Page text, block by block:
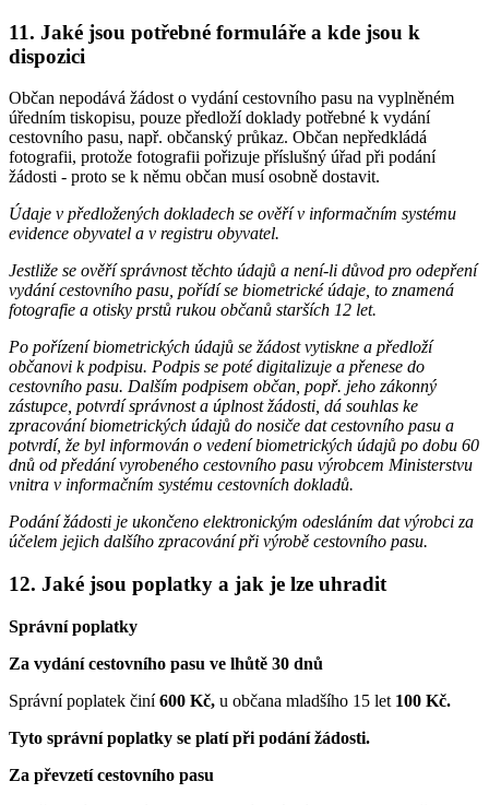
11. Jaké jsou potřebné formuláře a kde jsou k
dispozici
Občan nepodává žádost o vydání cestovního pasu na vyplněném
úředním tiskopisu, pouze předloží doklady potřebné k vydání
cestovního pasu, např. občanský průkaz. Občan nepředkládá
fotografii, protože fotografii pořizuje příslušný úřad při podání
žádosti - proto se k němu občan musí osobně dostavit.
Údaje v předložených dokladech se ověří v informačním systému
evidence obyvatel a v registru obyvatel.
Jestliže se ověří správnost těchto údajů a není-li důvod pro odepření
vydání cestovního pasu, pořídí se biometrické údaje, to znamená
fotografie a otisky prstů rukou občanů starších 12 let.
Po pořízení biometrických údajů se žádost vytiskne a předloží
občanovi k podpisu. Podpis se poté digitalizuje a přenese do
cestovního pasu. Dalším podpisem občan, popř. jeho zákonný
zástupce, potvrdí správnost a úplnost žádosti, dá souhlas ke
zpracování biometrických údajů do nosiče dat cestovního pasu a
potvrdí, že byl informován o vedení biometrických údajů po dobu 60
dnů od předání vyrobeného cestovního pasu výrobcem Ministerstvu
vnitra v informačním systému cestovních dokladů.
Podání žádosti je ukončeno elektronickým odesláním dat výrobci za
účelem jejich dalšího zpracování při výrobě cestovního pasu.
12. Jaké jsou poplatky a jak je lze uhradit
Správní poplatky
Za vydání cestovního pasu ve lhůtě 30 dnů
Správní poplatek činí600 Kč, u občana mladšího 15 let 100 Kč.
Tyto správní poplatky se platí při podání žádosti.
Za převzetí cestovního pasu